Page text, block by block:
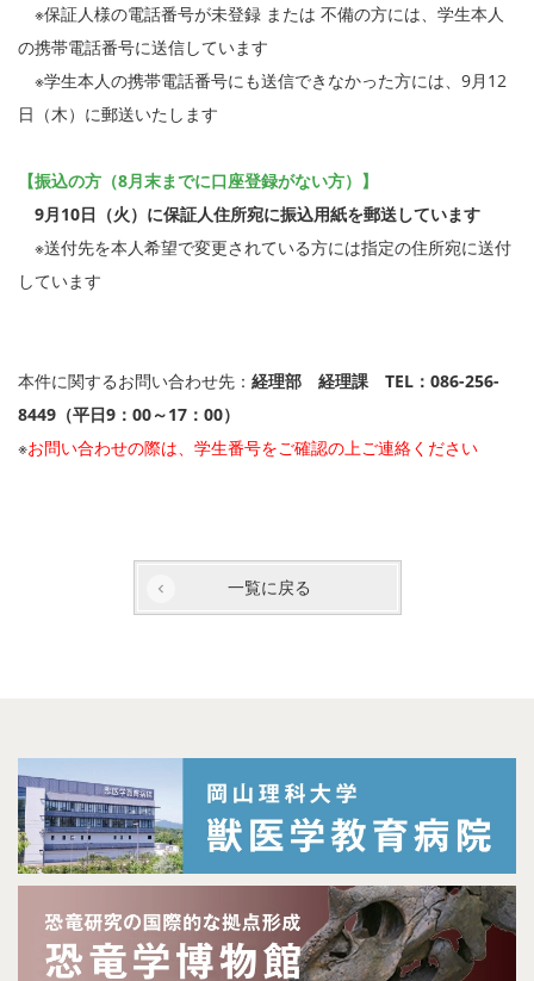
※保証人様の電話番号が未登録 または 不備の方には、学生本人
の携帯電話番号に送信しています
※学生本人の携帯電話番号にも送信できなかった方には、9月12
日（木）に郵送いたします
【振込の方 （8月末までに口座登録がない方） 】
9月10日（火）に保証人住所宛に振込用紙を郵送しています
※送付先を本人希望で変更されている方には指定の住所宛に送付
しています
本件に関するお問い合わせ先： 経理部 経理課 TEL：086-256-
8449 （平日9：00～17：00）
※お問い合わせの際は、学生番号をご確認の上ご連絡ください
一覧に戻る